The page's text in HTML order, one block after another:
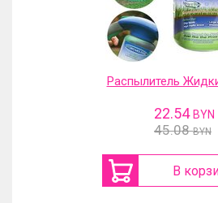
Распылитель
22.54 BYN
45.08 BYN
В